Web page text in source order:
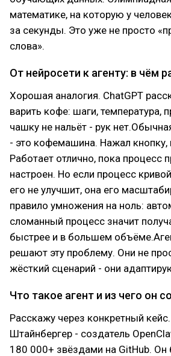
математике, на которую у
за секунды. Это уже не просто
слова».
От нейросети к агенту: в чём
Хорошая аналогия. ChatGPT
варить кофе: шаги, температура,
чашку не нальёт - рук
- это кофемашина. Нажал кнопку,
Работает отлично, пока процесс
настроен. Но если процесс
его не улучшит, она его
правило умножения на ноль:
сломанный процесс значит
быстрее и в большем
решают эту проблему. Они не
жёсткий сценарий - они
Что такое агент и из чего он
Расскажу через конкретный
Штайнбергер - создатель
180 000+ звёздами на GitHub. Он